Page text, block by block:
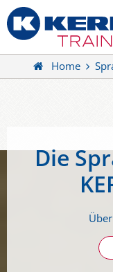
Home
Die